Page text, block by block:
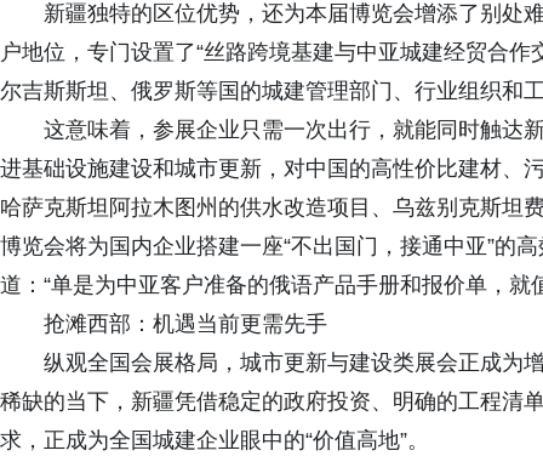
新疆独特的区位优势，还为本届博览会增添了别处
户地位，专门设置了“丝路跨境基建与中亚城建经贸合
尔吉斯斯坦、俄罗斯等国的城建管理部门、行业组织和
这意味着，参展企业只需一次出行，就能同时触达
进基础设施建设和城市更新，对中国的高性价比建材、
哈萨克斯坦阿拉木图州的供水改造项目、乌兹别克斯坦
博览会将为国内企业搭建一座“不出国门，接通中亚”的
道：“单是为中亚客户准备的俄语产品手册和报价单，就
抢滩西部：机遇当前更需先手
纵观全国会展格局，城市更新与建设类展会正成为
稀缺的当下，新疆凭借稳定的政府投资、明确的工程清
求，正成为全国城建企业眼中的“价值高地”。